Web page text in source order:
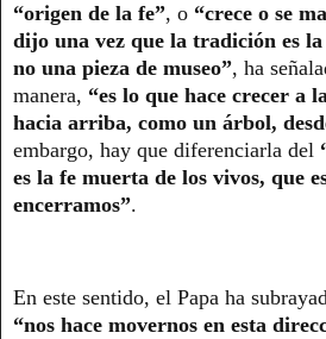
“origen de la fe”, o “crece o se
dijo una vez que la tradición es
no una pieza de museo”, ha
manera, “es lo que hace crecer a
hacia arriba, como un árbol,
embargo, hay que diferenciarla del
es la fe muerta de los vivos, que
encerramos”.
En este sentido, el Papa ha
“nos hace movernos en esta